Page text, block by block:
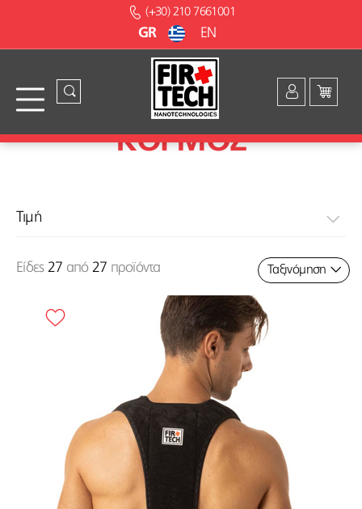
(+30) 210 7661001
GR EN
ΚΟΡΜΟΣ
Τιμή
59€
Είδες 27 από 27 προϊόντα Ταξινόμηση